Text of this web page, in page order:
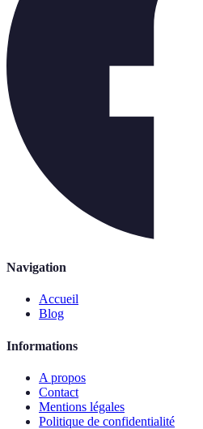
Navigation
Accueil
Blog
Informations
A propos
Contact
Mentions légales
Politique de confidentialité